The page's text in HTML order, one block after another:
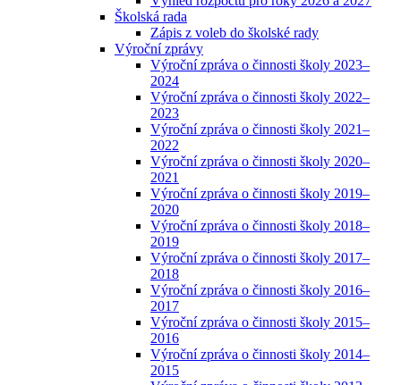
Školská rada
Zápis z voleb do školské rady
Výroční zprávy
Výroční zpráva o činnosti školy 2023–
2024
Výroční zpráva o činnosti školy 2022–
2023
Výroční zpráva o činnosti školy 2021–
2022
Výroční zpráva o činnosti školy 2020–
2021
Výroční zpráva o činnosti školy 2019–
2020
Výroční zpráva o činnosti školy 2018–
2019
Výroční zpráva o činnosti školy 2017–
2018
Výroční zpráva o činnosti školy 2016–
2017
Výroční zpráva o činnosti školy 2015–
2016
Výroční zpráva o činnosti školy 2014–
2015